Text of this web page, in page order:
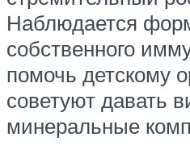
Наблюдается
собственного
помочь детскому
советуют давать
минеральные